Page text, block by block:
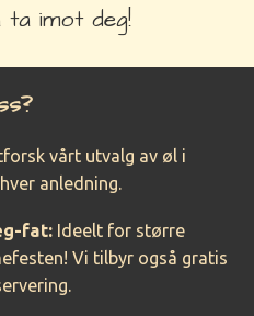
ta imot deg!
vårt utvalg av øl i
anledning.
fat: Ideelt for større
Vi tilbyr også gratis